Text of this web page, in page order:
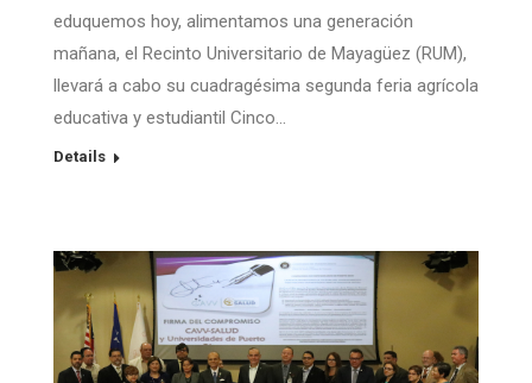
eduquemos hoy, alimentamos una generación
mañana, el Recinto Universitario de Mayagüez (RUM),
llevará a cabo su cuadragésima segunda feria agrícola
educativa y estudiantil Cinco…
Details